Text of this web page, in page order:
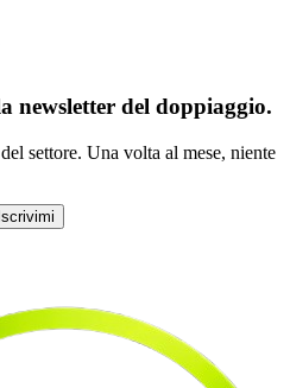
newsletter del doppiaggio.
settore. Una volta al mese, niente
Iscrivimi